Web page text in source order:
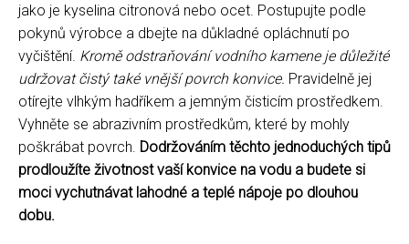
jako je kyselina citronová nebo ocet. Postupujte podle
pokynů výrobce a dbejte na důkladné opláchnutí po
vyčištění. Kromě odstraňování vodního kamene je důležité
udržovat čistý také vnější povrch konvice. Pravidelně jej
otírejte vlhkým hadříkem a jemným čisticím prostředkem.
Vyhněte se abrazivním prostředkům, které by mohly
poškrábat povrch. Dodržováním těchto jednoduchých tipů
prodloužíte životnost vaší konvice na vodu a budete si
moci vychutnávat lahodné a teplé nápoje po dlouhou
dobu.